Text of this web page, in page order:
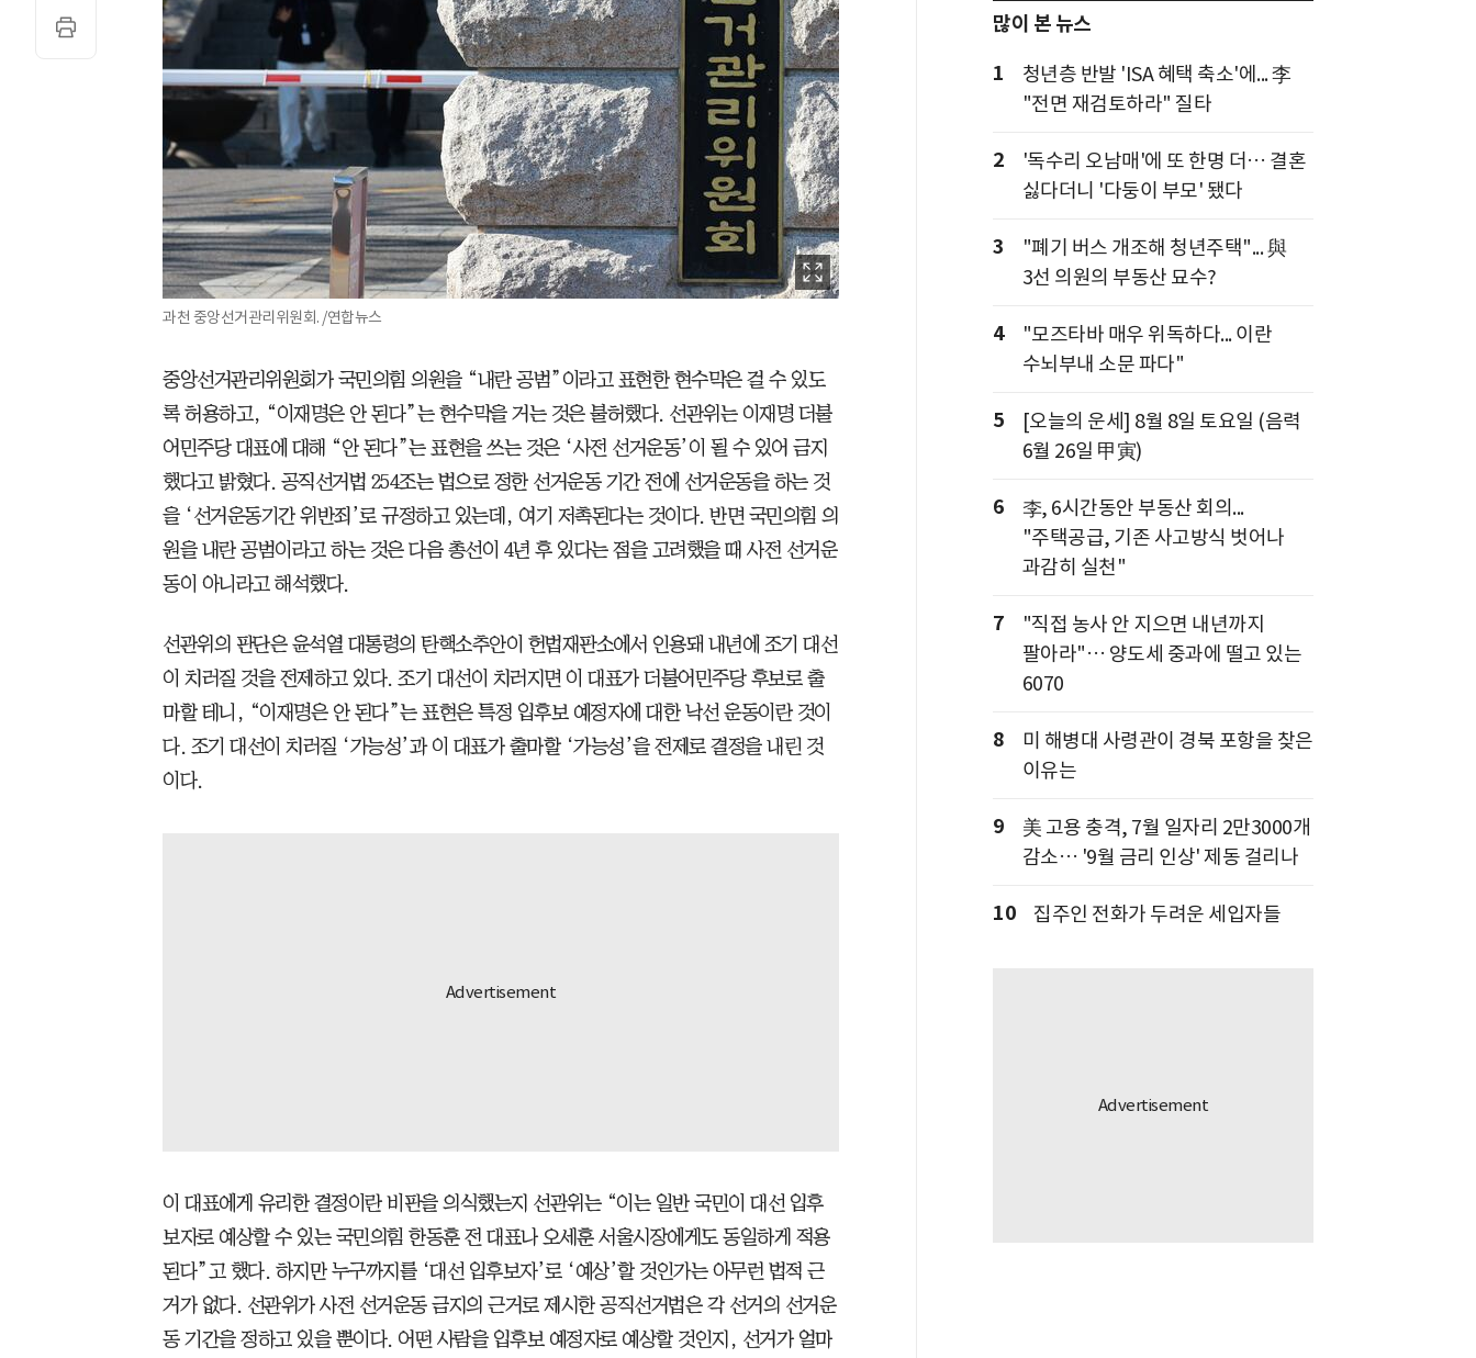
과천 중앙선거관리위원회. /연합뉴스
중앙선거관리위원회가 국민의힘 의원을 “내란 공범”이라고 표현한 현수막은 걸 수 있도
록 허용하고, “이재명은 안 된다”는 현수막을 거는 것은 불허했다. 선관위는 이재명 더불
어민주당 대표에 대해 “안 된다”는 표현을 쓰는 것은 ‘사전 선거운동’이 될 수 있어 금지
했다고 밝혔다. 공직선거법 254조는 법으로 정한 선거운동 기간 전에 선거운동을 하는 것
을 ‘선거운동기간 위반죄’로 규정하고 있는데, 여기 저촉된다는 것이다. 반면 국민의힘 의
원을 내란 공범이라고 하는 것은 다음 총선이 4년 후 있다는 점을 고려했을 때 사전 선거운
동이 아니라고 해석했다.
선관위의 판단은 윤석열 대통령의 탄핵소추안이 헌법재판소에서 인용돼 내년에 조기 대선
이 치러질 것을 전제하고 있다. 조기 대선이 치러지면 이 대표가 더불어민주당 후보로 출
마할 테니, “이재명은 안 된다”는 표현은 특정 입후보 예정자에 대한 낙선 운동이란 것이
다. 조기 대선이 치러질 ‘가능성’과 이 대표가 출마할 ‘가능성’을 전제로 결정을 내린 것
이다.
이 대표에게 유리한 결정이란 비판을 의식했는지 선관위는 “이는 일반 국민이 대선 입후
보자로 예상할 수 있는 국민의힘 한동훈 전 대표나 오세훈 서울시장에게도 동일하게 적용
된다”고 했다. 하지만 누구까지를 ‘대선 입후보자’로 ‘예상’할 것인가는 아무런 법적 근
거가 없다. 선관위가 사전 선거운동 금지의 근거로 제시한 공직선거법은 각 선거의 선거운
동 기간을 정하고 있을 뿐이다. 어떤 사람을 입후보 예정자로 예상할 것인지, 선거가 얼마
많이 본 뉴스
1
청년층 반발 'ISA 혜택 축소'에... 李
"전면 재검토하라" 질타
2
'독수리 오남매'에 또 한명 더… 결혼
싫다더니 '다둥이 부모' 됐다
3
"폐기 버스 개조해 청년주택"... 與
3선 의원의 부동산 묘수?
4
"모즈타바 매우 위독하다... 이란
수뇌부내 소문 파다"
5
[오늘의 운세] 8월 8일 토요일 (음력
6월 26일 甲寅)
6
李, 6시간동안 부동산 회의...
"주택공급, 기존 사고방식 벗어나
과감히 실천"
7
"직접 농사 안 지으면 내년까지
팔아라"… 양도세 중과에 떨고 있는
6070
8
미 해병대 사령관이 경북 포항을 찾은
이유는
9
美 고용 충격, 7월 일자리 2만3000개
감소… '9월 금리 인상' 제동 걸리나
10 집주인 전화가 두려운 세입자들